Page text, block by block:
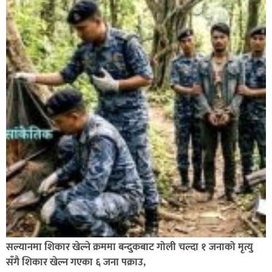
बाँके एसपी अंगुर जिसिको कमान्डमा रहेको प्रहरीले भारतबाट
भन्सार छलिका सामानहरु पक्राउ,
नेपाल प्रहरीमा जवानदेखि डिआईजीसम्म एक हजार ८४८ प्रहरीहरु
विभागीय कारवाहीमा,
सल्यानमा शिकार खेल्ने क्रममा बन्दुकबाट गोली चल्दा १ जनाको मृत्यु
सँगै शिकार खेल्न गएका ६ जना पक्राउ,